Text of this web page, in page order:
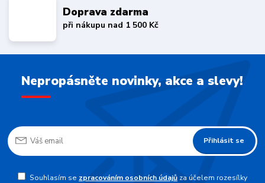
Doprava zdarma
při nákupu nad 1 500 Kč
Nepropásněte novinky, akce a slevy!
Přihlásit se
Souhlasím se zpracováním osobních údajůza účelem rozesílky